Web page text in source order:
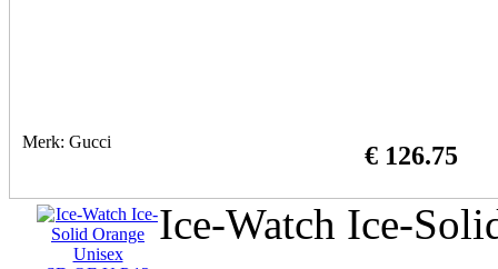
Merk: Gucci € 126.75
Ice-Watch Ice-